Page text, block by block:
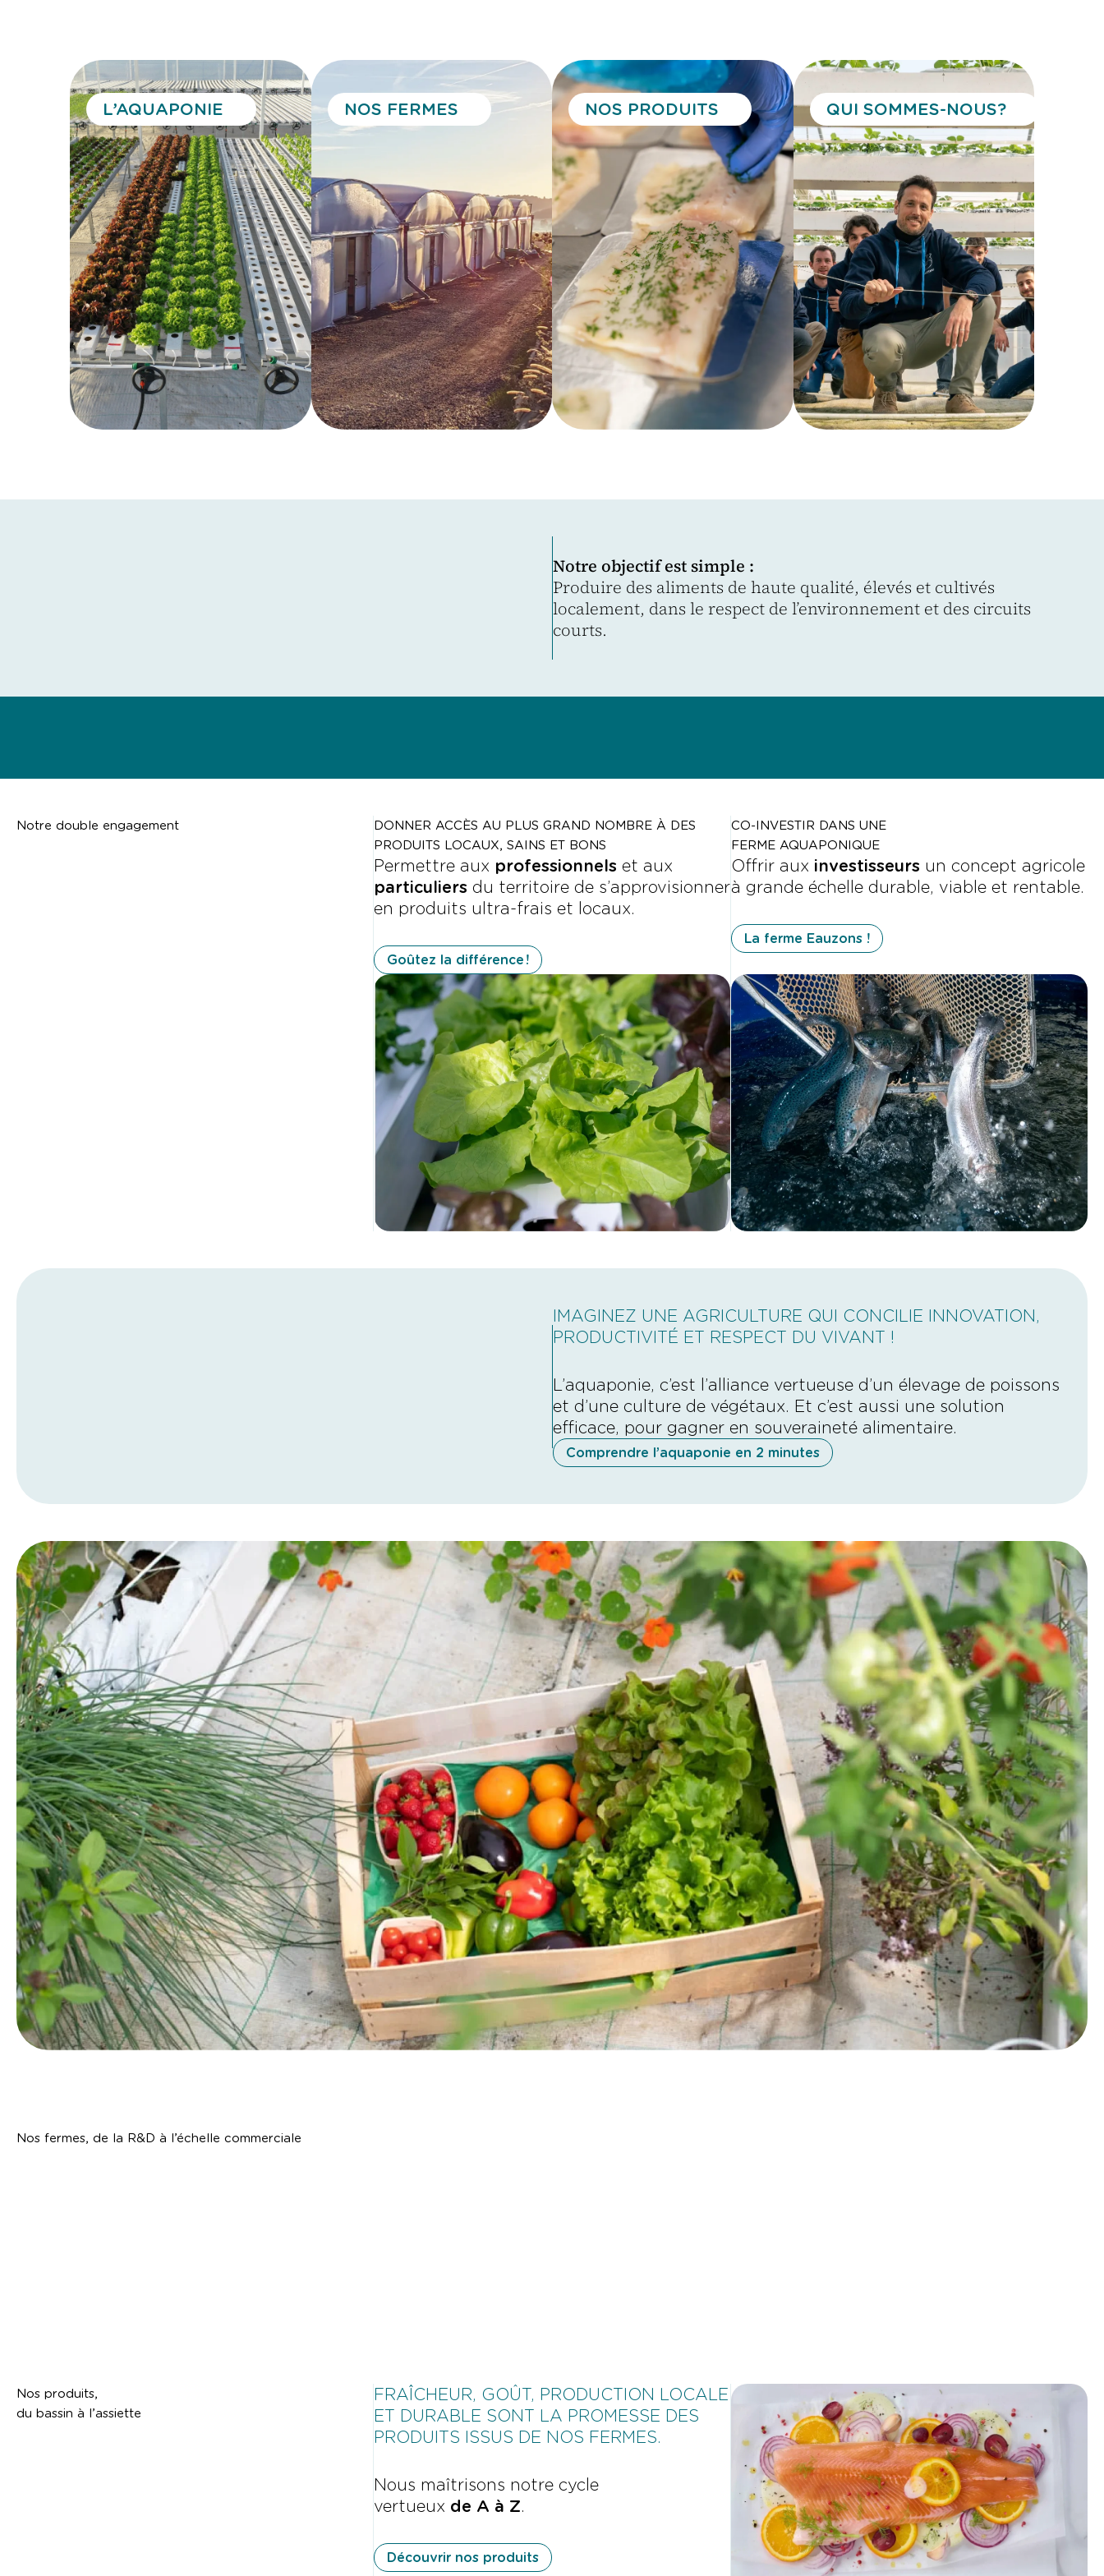
L’AQUAPONIE NOS FERMES NOS PRODUITS QUI SOMMES-NOUS ?
Notre objectif est simple :
Produire des aliments de haute qualité, élevés et cultivés
localement, dans le respect de l’environnement et des circuits
courts.
Notre double engagement
DONNER ACCÈS AU PLUS GRAND NOMBRE À DES
PRODUITS LOCAUX, SAINS ET BONS
Permettre aux professionnels et aux
particuliers du territoire de s’approvisionner
en produits ultra-frais et locaux.
Goûtez la différence !
CO-INVESTIR DANS UNE
FERME AQUAPONIQUE
Offrir aux investisseurs un concept agricole
à grande échelle durable, viable et rentable.
La ferme Eauzons !
IMAGINEZ UNE AGRICULTURE QUI CONCILIE INNOVATION,
PRODUCTIVITÉ ET RESPECT DU VIVANT !
L’aquaponie, c’est l’alliance vertueuse d’un élevage de poissons
et d’une culture de végétaux. Et c’est aussi une solution
efficace, pour gagner en souveraineté alimentaire.
Comprendre l’aquaponie en 2 minutes
Nos fermes, de la R&D à l’échelle commerciale
d’innovation
5 ans d’expérimentations réussies
6 t de poissons/an
3 t de végétaux/an
Modèle commercial
Conçue pour un volume optimal de
production, à une échelle maîtrisée
100 t de poissons/an
45 t de végétaux/an
Nos produits,
du bassin à l’assiette
FRAÎCHEUR, GOÛT, PRODUCTION LOCALE
ET DURABLE SONT LA PROMESSE DES
PRODUITS ISSUS DE NOS FERMES.
Nous maîtrisons notre cycle
vertueux de A à Z.
Découvrir nos produits